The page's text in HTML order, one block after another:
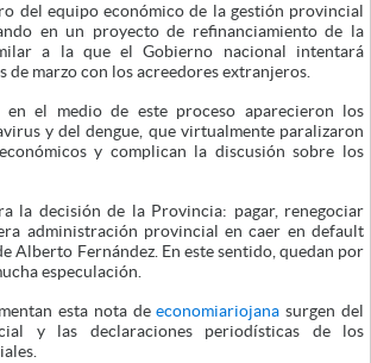
del equipo económico de la gestión provincial
en un proyecto de refinanciamiento de la
a la que el Gobierno nacional intentará
de marzo con los acreedores extranjeros.
en el medio de este proceso aparecieron los
y del dengue, que virtualmente paralizaron
y complican la discusión sobre los
la decisión de la Provincia: pagar, renegociar
administración provincial en caer en default
Alberto Fernández. En este sentido, quedan por
especulación.
esta nota deeconomiariojana surgen del
y las declaraciones periodísticas de los